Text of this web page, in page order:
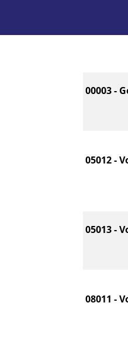
00003 -
05012 -
05013 -
08011 -